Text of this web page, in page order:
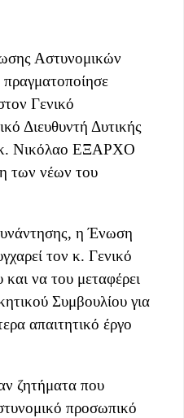
Αστυνομικών
Γενικό
Διευθυντή Δυτικής
κ. Νικόλαο ΕΞΑΡΧΟ
των νέων του
η Ένωση
τον κ. Γενικό
να του μεταφέρει
Συμβουλίου για
απαιτητικό έργο
ζητήματα που
προσωπικό